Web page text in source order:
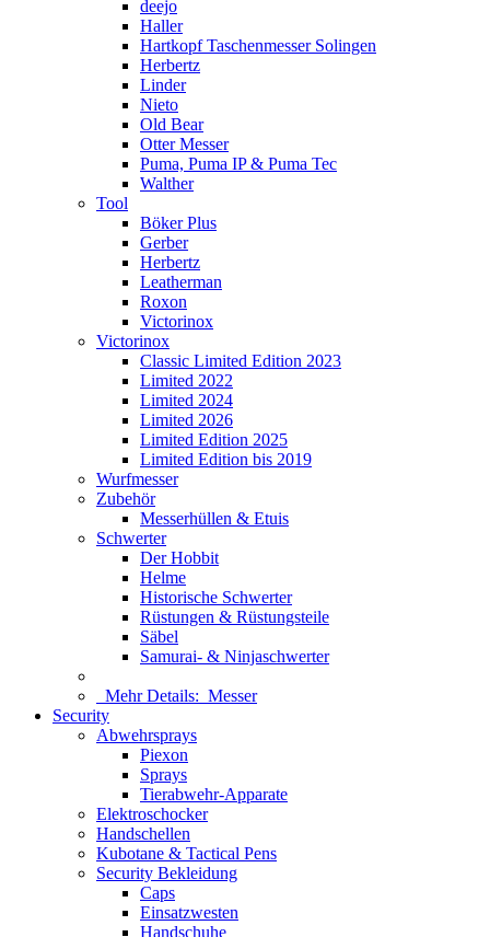
deejo
Haller
Hartkopf Taschenmesser Solingen
Herbertz
Linder
Nieto
Old Bear
Otter Messer
Puma, Puma IP & Puma Tec
Walther
Tool
Böker Plus
Gerber
Herbertz
Leatherman
Roxon
Victorinox
Victorinox
Classic Limited Edition 2023
Limited 2022
Limited 2024
Limited 2026
Limited Edition 2025
Limited Edition bis 2019
Wurfmesser
Zubehör
Messerhüllen & Etuis
Schwerter
Der Hobbit
Helme
Historische Schwerter
Rüstungen & Rüstungsteile
Säbel
Samurai- & Ninjaschwerter
Mehr Details: Messer
Security
Abwehrsprays
Piexon
Sprays
Tierabwehr-Apparate
Elektroschocker
Handschellen
Kubotane & Tactical Pens
Security Bekleidung
Caps
Einsatzwesten
Handschuhe